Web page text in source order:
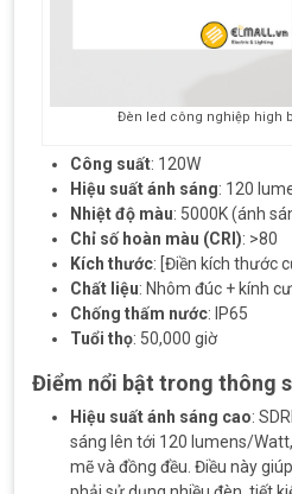
Đèn led công nghiệp high
Công suất: 120W
Hiệu suất ánh sáng: 120
Nhiệt độ màu: 5000K (ánh
Chỉ số hoàn màu (CRI): >80
Kích thước: [Điền kích thước
Chất liệu: Nhôm đúc + kính
Chống thấm nước: IP65
Tuổi thọ: 50,000 giờ
Điểm nổi bật trong thông
Hiệu suất ánh sáng cao:
sáng lên tới 120 lumens/
mẽ và đồng đều. Điều này